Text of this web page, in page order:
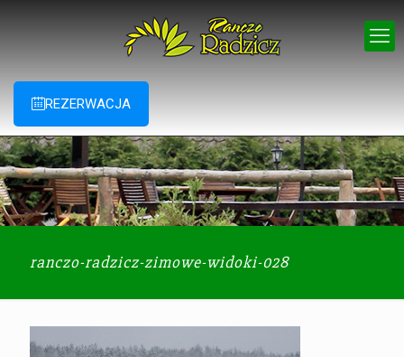
REZERWACJA
ranczo-radzicz-zimowe-widoki-028